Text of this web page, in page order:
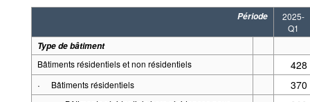
Période
2025-
Q1
Type de bâtiment
Bâtiments résidentiels et non résidentiels
428
·
Bâtiments résidentiels
370